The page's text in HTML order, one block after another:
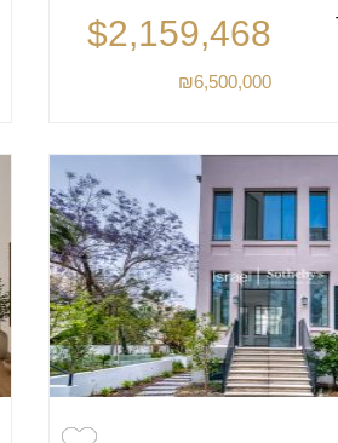
$2,159,468
₪6,500,000